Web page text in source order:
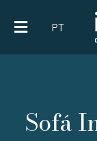
content
PT
Sofá